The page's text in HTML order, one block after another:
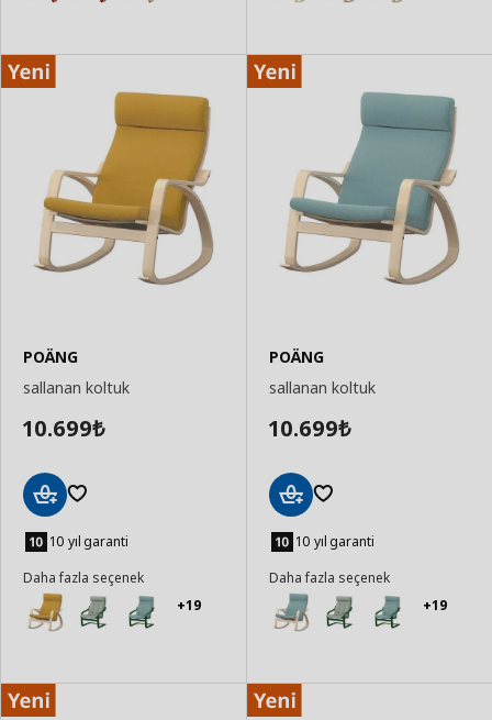
POÄNG
sallanan koltuk
10.699₺
Ekle 10 yıl garanti
Daha fazla seçenek
+19
POÄNG
sallanan koltuk
10.699₺
Ekle 10 yıl garanti
Daha fazla seçenek
+19